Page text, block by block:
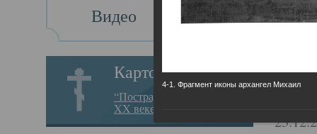
Видео
Картотека
“Пострадавшие за веру в
XX веке на Севере”
4-1. Фрагмент иконы архангел Михаил